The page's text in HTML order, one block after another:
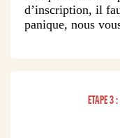
d’inscription, il
panique, nous
ETAPE 3